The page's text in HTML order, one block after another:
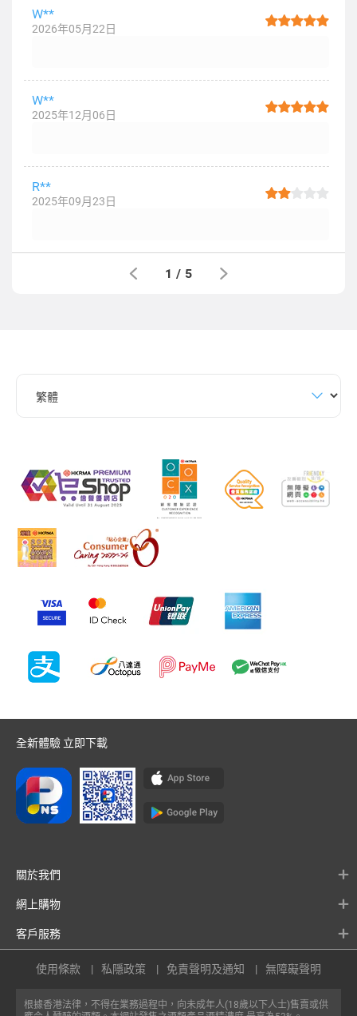
W**
2026年05月22日
W**
2025年12月06日
R**
2025年09月23日
1 / 5
全新體驗 立即下載
關於我們
網上購物
客戶服務
根據香港法律，不得在業務過程中，向未成年人(18歲以下人士)售賣或供
使用條款 私隱政策 免責聲明及通知 無障礙聲明